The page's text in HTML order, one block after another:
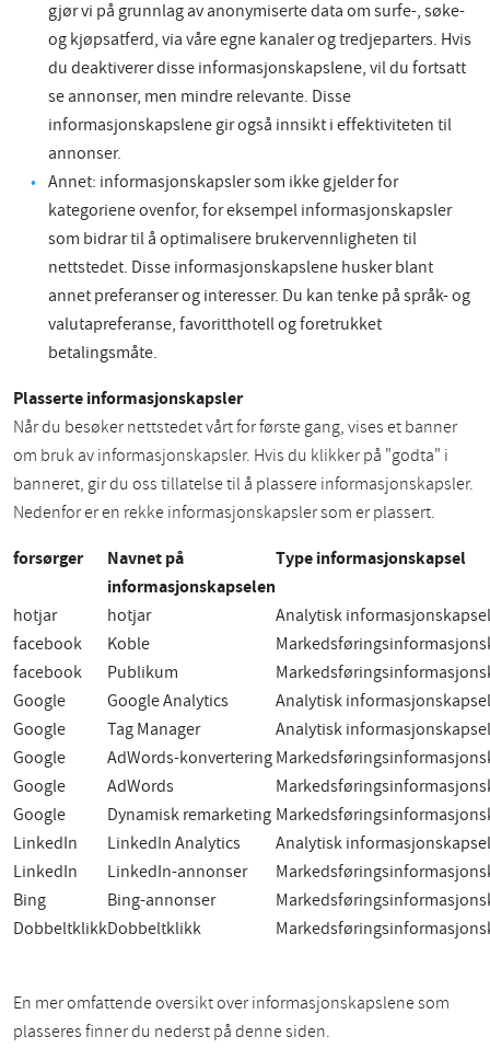
gjør vi på grunnlag av anonymiserte data om surfe-, søke-
og kjøpsatferd, via våre egne kanaler og tredjeparters. Hvis
du deaktiverer disse informasjonskapslene, vil du fortsatt
se annonser, men mindre relevante. Disse
informasjonskapslene gir også innsikt i effektiviteten til
annonser.
Annet: informasjonskapsler som ikke gjelder for
kategoriene ovenfor, for eksempel informasjonskapsler
som bidrar til å optimalisere brukervennligheten til
nettstedet. Disse informasjonskapslene husker blant
annet preferanser og interesser. Du kan tenke på språk- og
valutapreferanse, favoritthotell og foretrukket
betalingsmåte.
Plasserte informasjonskapsler
Når du besøker nettstedet vårt for første gang, vises et banner
om bruk av informasjonskapsler. Hvis du klikker på "godta" i
banneret, gir du oss tillatelse til å plassere informasjonskapsler.
Nedenfor er en rekke informasjonskapsler som er plassert.
forsørger
Navnet på
informasjonskapselen
Type informasjonskapsel
hotjar hotjar
Analytisk informasjonskapsel
facebook
Koble
facebook
Publikum
Google
Google Analytics
Analytisk informasjonskapsel
Google
Tag Manager
Analytisk informasjonskapsel
Google
AdWords-konvertering
Google
AdWords
Google
Dynamisk remarketing
LinkedIn
LinkedIn Analytics
Analytisk informasjonskapsel
LinkedIn
LinkedIn-annonser
Bing
Bing-annonser
DobbeltklikkDobbeltklikk
En mer omfattende oversikt over informasjonskapslene som
plasseres finner du nederst på denne siden.